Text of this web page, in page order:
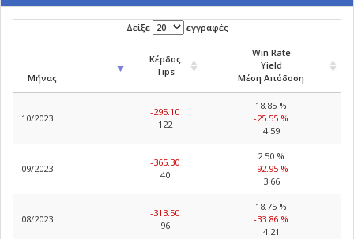
Δείξε εγγραφές
Μήνας
Κέρδος
Tips
Win Rate
Yield
Μέση Απόδοση
10/2023
-295.10
122
18.85 %
-25.55 %
4.59
09/2023
-365.30
40
2.50 %
-92.95 %
3.66
08/2023
-313.50
96
18.75 %
-33.86 %
4.21